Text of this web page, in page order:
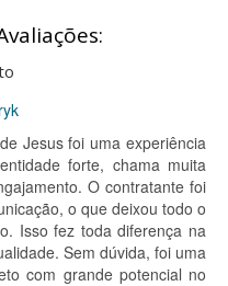
Jesus foi uma experiência
forte, chama muita
O contratante foi
o que deixou todo o
Isso fez toda diferença na
Sem dúvida, foi uma
com grande potencial no